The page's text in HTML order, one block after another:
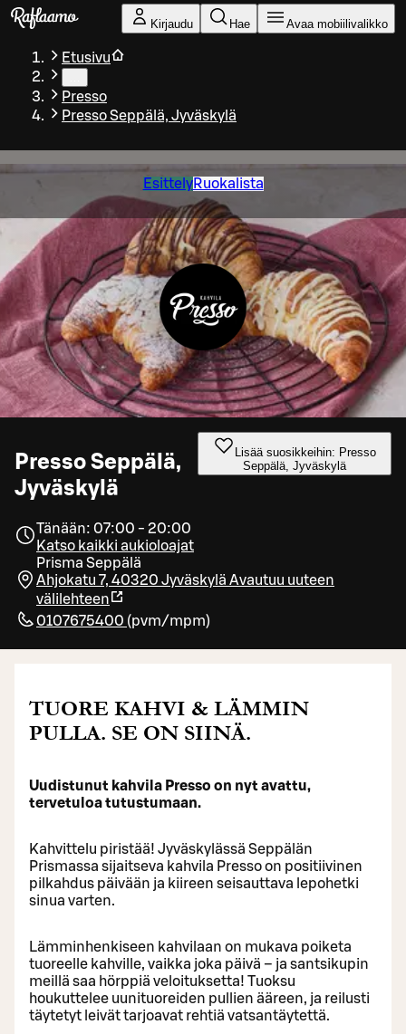
Siirry pääsisältöön
Kirjaudu Hae Avaa mobiilivalikko
Etusivu
Presso
Presso Seppälä, Jyväskylä
EsittelyRuokalista
Presso Seppälä,
Jyväskylä
Lisää suosikkeihin: Presso
Seppälä, Jyväskylä
Tänään: 07:00 - 20:00
Katso kaikki aukioloajat
Prisma Seppälä
Ahjokatu 7, 40320 Jyväskylä Avautuu uuteen
välilehteen
0107675400 (pvm/mpm)
TUORE KAHVI & LÄMMIN
PULLA. SE ON SIINÄ.
Uudistunut kahvila Presso on nyt avattu,
tervetuloa tutustumaan.
Kahvittelu piristää! Jyväskylässä Seppälän
Prismassa sijaitseva kahvila Presso on positiivinen
pilkahdus päivään ja kiireen seisauttava lepohetki
sinua varten.
Lämminhenkiseen kahvilaan on mukava poiketa
tuoreelle kahville, vaikka joka päivä – ja santsikupin
meillä saa hörppiä veloituksetta! Tuoksu
houkuttelee uunituoreiden pullien ääreen, ja reilusti
täytetyt leivät tarjoavat rehtiä vatsantäytettä.